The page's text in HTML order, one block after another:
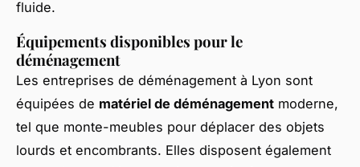
fluide.
Équipements disponibles pour le
déménagement
Les entreprises de déménagement à Lyon sont
équipées de matériel de déménagement moderne,
tel que monte-meubles pour déplacer des objets
lourds et encombrants. Elles disposent également